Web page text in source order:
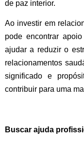
de paz interior.
Ao investir em
pode encontrar
ajudar a reduzir o
relacionamentos
significado e
contribuir para uma
Buscar ajuda